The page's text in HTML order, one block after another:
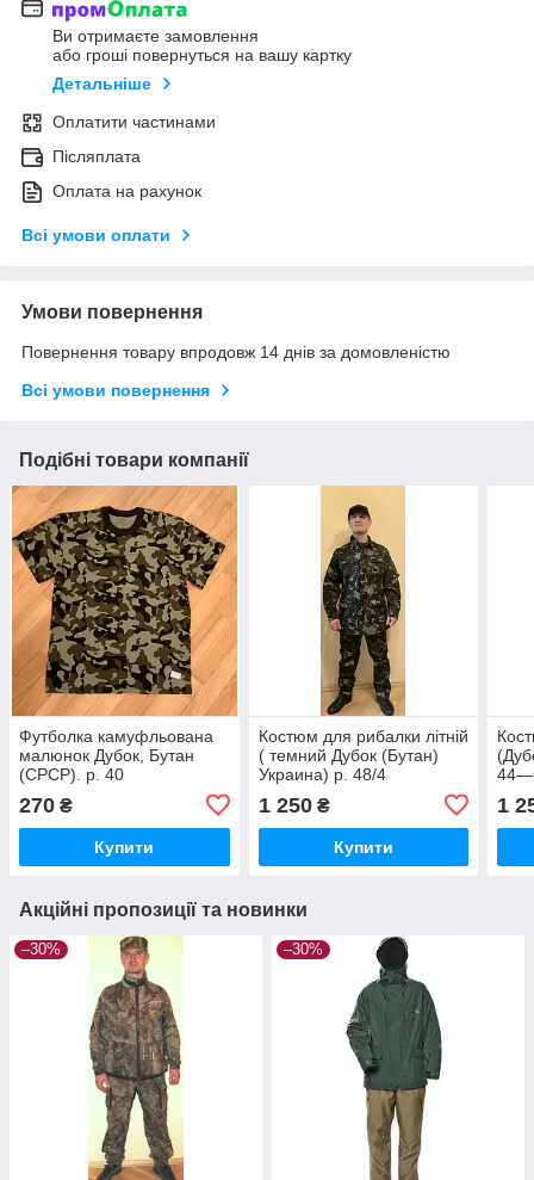
Ви отримаєте замовлення
або гроші повернуться на вашу картку
Детальніше
Оплатити частинами
Післяплата
Оплата на рахунок
Всі умови оплати
Умови повернення
Повернення товару впродовж 14 днів за домовленістю
Всі умови повернення
Подібні товари компанії
Футболка камуфльована
малюнок Дубок, Бутан
(СРСР). р. 40
270 ₴
Купити
Костюм для рибалки літній
( темний Дубок (Бутан)
Украина) р. 48/4
1 250₴
Купити
1
Акційні пропозиції та новинки
–30% –30%